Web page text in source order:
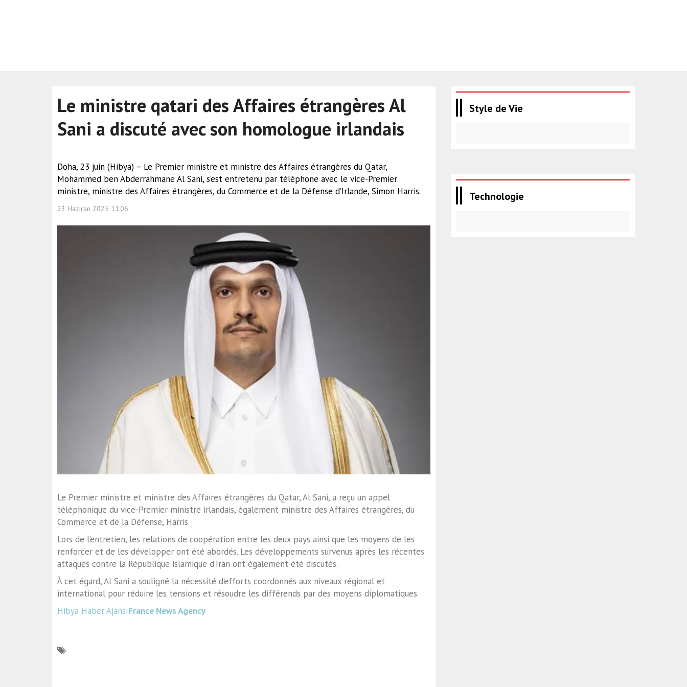
Le ministre qatari des Affaires étrangères Al
Sani a discuté avec son homologue irlandais
Doha, 23 juin (Hibya) – Le Premier ministre et ministre des Affaires étrangères du Qatar,
Mohammed ben Abderrahmane Al Sani, s’est entretenu par téléphone avec le vice-Premier
ministre, ministre des Affaires étrangères, du Commerce et de la Défense d’Irlande, Simon Harris.
23 Haziran 2025 11:06
Le Premier ministre et ministre des Affaires étrangères du Qatar, Al Sani, a reçu un appel
téléphonique du vice-Premier ministre irlandais, également ministre des Affaires étrangères, du
Commerce et de la Défense, Harris.
Lors de l’entretien, les relations de coopération entre les deux pays ainsi que les moyens de les
renforcer et de les développer ont été abordés. Les développements survenus après les récentes
attaques contre la République islamique d’Iran ont également été discutés.
À cet égard, Al Sani a souligné la nécessité d’efforts coordonnés aux niveaux régional et
international pour réduire les tensions et résoudre les différends par des moyens diplomatiques.
Hibya Haber AjansıFrance News Agency
Style de Vie
Technologie